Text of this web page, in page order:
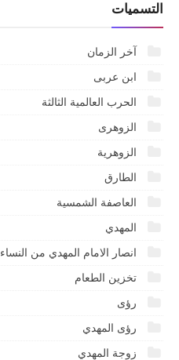
التسميات
آخر الزمان
ابن عربى
الحرب العالمية الثالثة
الزوهرى
الزوهرية
الطارق
العاصفة الشمسية
المهدي
انصار الامام المهدي من النساء
تخزين الطعام
رؤى
رؤى المهدي
زوجة المهدي